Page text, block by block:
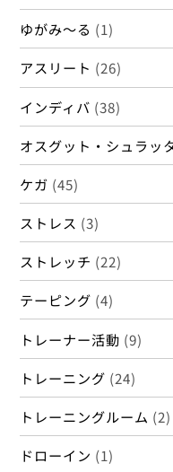
筋肉(10)
美容(9)
職業体験(10)
肘(1)
股関節(1)
肩痛(7)
腰痛(11)
膝(3)
診療時間のお知らせ(4)
鍼(11)
顔コリ(10)
骨折(5)